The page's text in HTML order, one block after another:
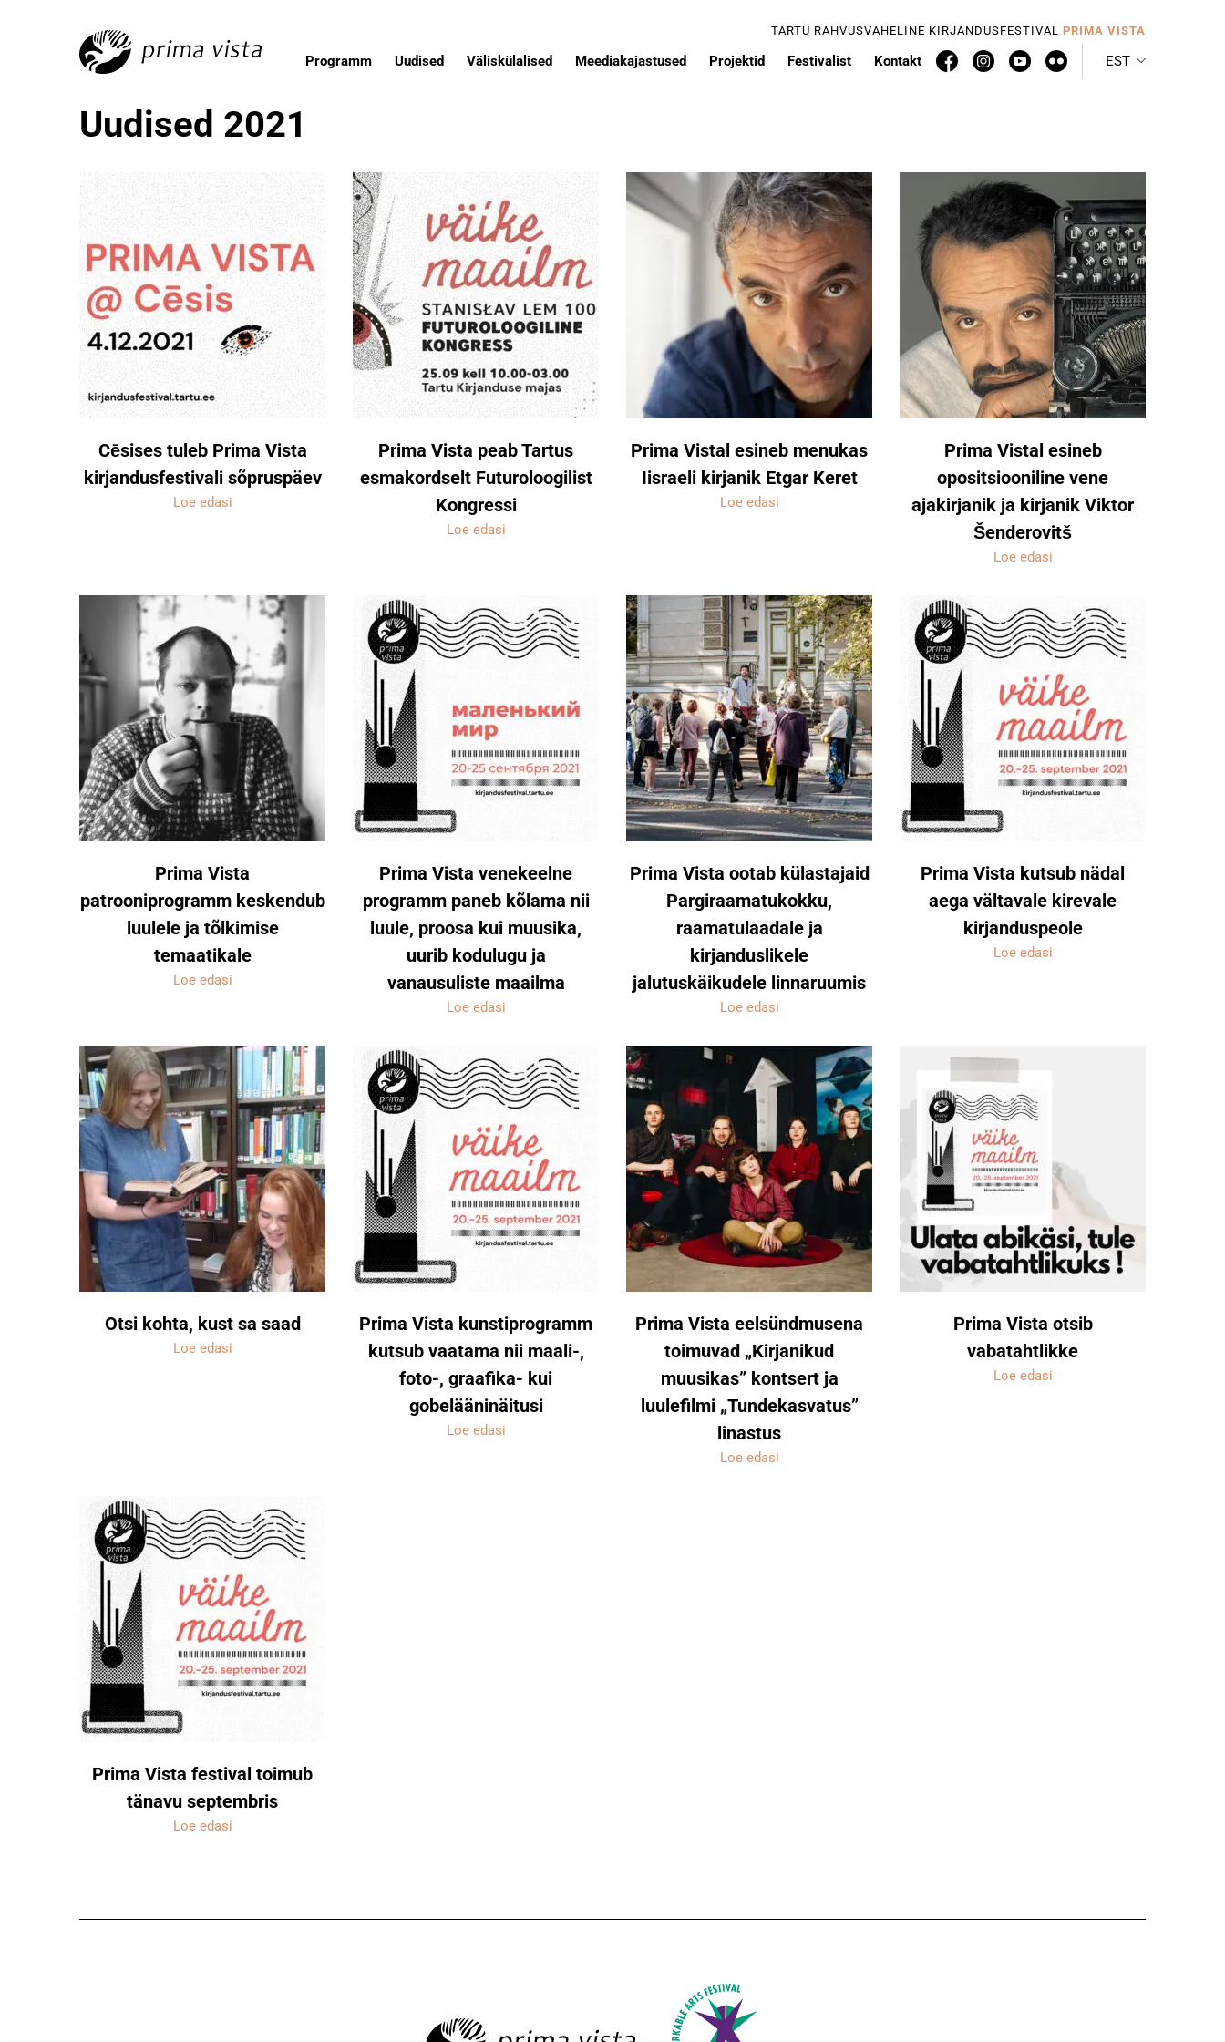
TARTU RAHVUSVAHELINE KIRJANDUSFESTIVAL PRIMA VISTA
Programm Uudised Väliskülalised Meediakajastused Projektid Festivalist Kontakt EST
Uudised 2021
Cēsises tuleb Prima Vista
kirjandusfestivali sõpruspäev
Loe edasi
Prima Vista peab Tartus
esmakordselt Futuroloogilist
Kongressi
Loe edasi
Prima Vistal esineb menukas
Iisraeli kirjanik Etgar Keret
Loe edasi
Prima Vistal esineb
opositsiooniline vene
ajakirjanik ja kirjanik Viktor
Šenderovitš
Loe edasi
Prima Vista
patrooniprogramm keskendub
luulele ja tõlkimise
temaatikale
Loe edasi
Prima Vista venekeelne
programm paneb kõlama nii
luule, proosa kui muusika,
uurib kodulugu ja
vanausuliste maailma
Loe edasi
Prima Vista ootab külastajaid
Pargiraamatukokku,
raamatulaadale ja
kirjanduslikele
jalutuskäikudele linnaruumis
Loe edasi
Prima Vista kutsub nädal
aega vältavale kirevale
kirjanduspeole
Loe edasi
Otsi kohta, kust sa saad
Loe edasi
Prima Vista kunstiprogramm
kutsub vaatama nii maali-,
foto-, graafika- kui
gobelääninäitusi
Loe edasi
Prima Vista eelsündmusena
toimuvad „Kirjanikud
muusikas” kontsert ja
luulefilmi „Tundekasvatus”
linastus
Loe edasi
Prima Vista otsib
vabatahtlikke
Loe edasi
Prima Vista festival toimub
tänavu septembris
Loe edasi